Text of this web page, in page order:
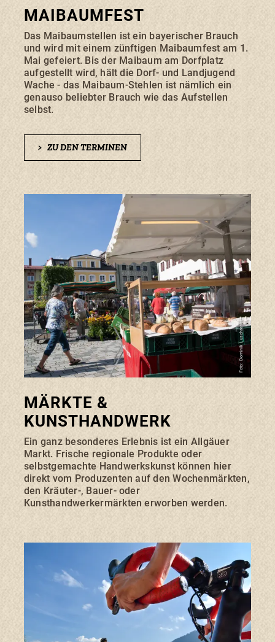
MAIBAUMFEST
Das Maibaumstellen ist ein bayerischer Brauch
und wird mit einem zünftigen Maibaumfest am 1.
Mai gefeiert. Bis der Maibaum am Dorfplatz
aufgestellt wird, hält die Dorf- und Landjugend
Wache - das Maibaum-Stehlen ist nämlich ein
genauso beliebter Brauch wie das Aufstellen
selbst.
> ZU DEN TERMINEN
Foto: Dominik Luschtenetz
MÄRKTE &
KUNSTHANDWERK
Ein ganz besonderes Erlebnis ist ein Allgäuer
Markt. Frische regionale Produkte oder
selbstgemachte Handwerkskunst können hier
direkt vom Produzenten auf den Wochenmärkten,
den Kräuter-, Bauer- oder
Kunsthandwerkermärkten erworben werden.